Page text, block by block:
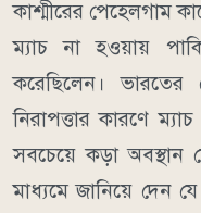
কাশ্মীরের পেহেলগাম
ম্যাচ না হওয়ায়
করেছিলেন।
নিরাপত্তার কারণে
সবচেয়ে কড়া অবস্থান
মাধ্যমে জানিয়ে দেন